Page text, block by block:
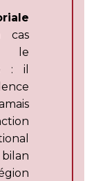
le
: il